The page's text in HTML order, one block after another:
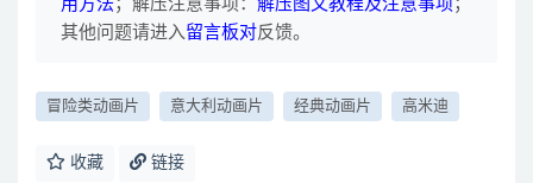
用方法 ；解压注意事项： 解压图文教程及注意事项 ；
其他问题请进入留言板对反馈。
冒险类动画片 意大利动画片 经典动画片 高米迪
收藏 链接